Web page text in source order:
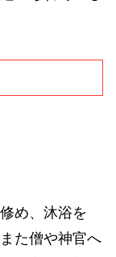
め、沐浴を
た僧や神官へ